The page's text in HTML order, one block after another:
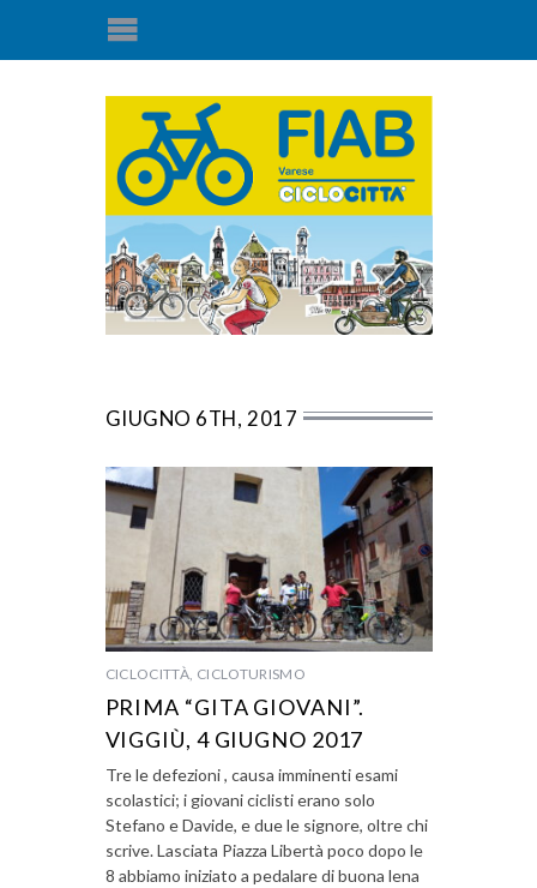
GIUGNO 6TH, 2017
CICLOCITTÀ CICLOTURISMO
PRIMA “GITA GIOVANI”.
VIGGIÙ, 4 GIUGNO 2017
Tre le defezioni , causa imminenti esami
scolastici; i giovani ciclisti erano solo
Stefano e Davide, e due le signore, oltre chi
scrive. Lasciata Piazza Libertà poco dopo le
8 abbiamo iniziato a pedalare di buona lena